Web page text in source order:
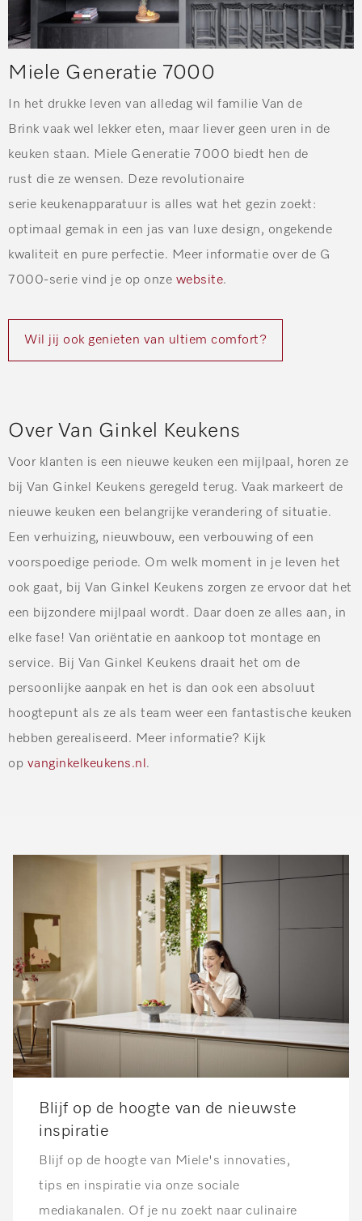
Miele Generatie 7000
In het drukke leven van alledag wil familie Van de
Brink vaak wel lekker eten, maar liever geen uren in de
keuken staan. Miele Generatie 7000 biedt hen de
rust die ze wensen. Deze revolutionaire
serie keukenapparatuuris alles wat het gezin zoekt:
optimaal gemak in een jas van luxe design, ongekende
kwaliteit en pure perfectie. Meer informatie over de G
7000-serie vind je op onze website.
Wil jij ook genieten van ultiem comfort?
Over Van Ginkel Keukens
Voor klanten is een nieuwe keuken een mijlpaal, horen ze
bij Van Ginkel Keukens geregeld terug. Vaak markeert de
nieuwe keuken een belangrijke verandering of situatie.
Een verhuizing, nieuwbouw, een verbouwing of een
voorspoedige periode. Om welk moment in je leven het
ook gaat, bij Van Ginkel Keukens zorgen ze ervoor dat het
een bijzondere mijlpaal wordt. Daar doen ze alles aan, in
elke fase! Van oriëntatie en aankoop tot montage en
service. Bij Van Ginkel Keukens draait het om de
persoonlijke aanpak en het is dan ook een absoluut
hoogtepunt als ze als team weer een fantastische keuken
hebben gerealiseerd. Meer informatie? Kijk
op vanginkelkeukens.nl.
Blijf op de hoogte van de nieuwste
inspiratie
Blijf op de hoogte van Miele's innovaties,
tips en inspiratie via onze sociale
mediakanalen. Of je nu zoekt naar culinaire